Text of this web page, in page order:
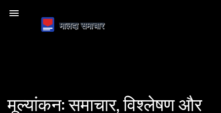
मूल्यांकन: समाचार, विश्लेषण और